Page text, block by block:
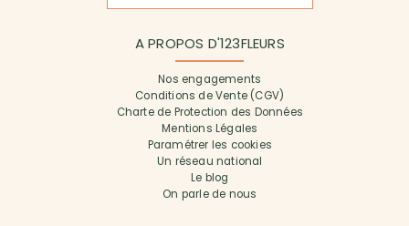
A PROPOS D'123FLEURS
Nos engagements
Conditions de Vente (CGV)
Charte de Protection des Données
Mentions Légales
Paramétrer les cookies
Un réseau national
Le blog
On parle de nous